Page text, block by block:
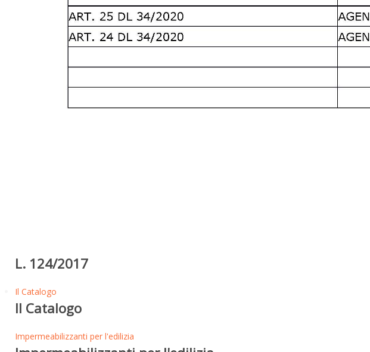
L. 124/2017
Il Catalogo
Il Catalogo
Impermeabilizzanti per l'edilizia